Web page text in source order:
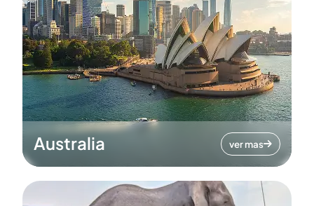
Australia ver mas